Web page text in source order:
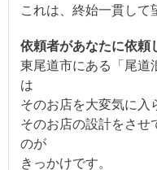
これは、終始一貫して
依頼者があなたに依頼
東尾道市にある「尾道
は
そのお店を大変気に入
そのお店の設計をさせ
のが
きっかけです。